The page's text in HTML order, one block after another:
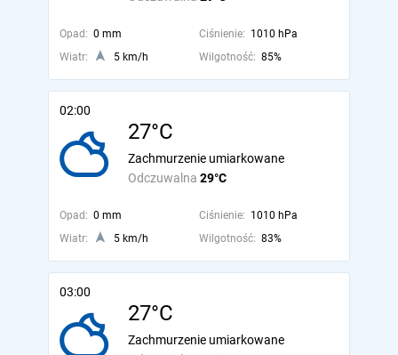
Opad: 0 mm Ciśnienie: 1010 hPa
Wiatr:
5 km/h Wilgotność: 85%
02:00
27°C
Odczuwalna 29°C
Zachmurzenie umiarkowane
Opad: 0 mm Ciśnienie: 1010 hPa
Wiatr:
5 km/h Wilgotność: 83%
03:00
27°C
Zachmurzenie umiarkowane